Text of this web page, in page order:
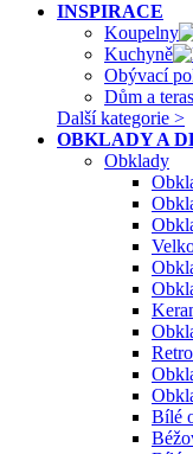
INSPIRACE
Koupelny
Kuchyně
Obývací
Dům a
Další kategorie >
OBKLADY A
Obklady
Bílé